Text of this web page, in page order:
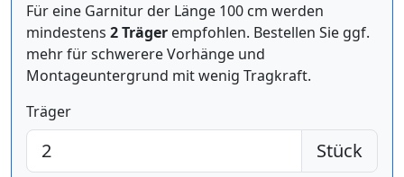
Für eine Garnitur der Länge 100 cm werden
mindestens 2 Träger empfohlen. Bestellen Sie ggf.
mehr für schwerere Vorhänge und
Montageuntergrund mit wenig Tragkraft.
Träger
Stück